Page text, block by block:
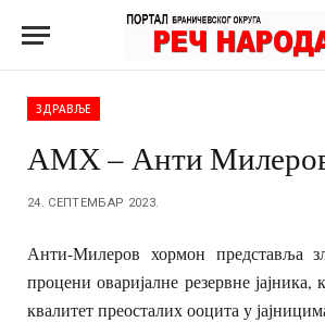
ЗДРАВЉЕ
АМХ – Анти
24. СЕПТЕМБАР 2023.
Анти-Милеров хормон представља
процени оваријалне резервне јајника,
квалитет преосталих ооцита у